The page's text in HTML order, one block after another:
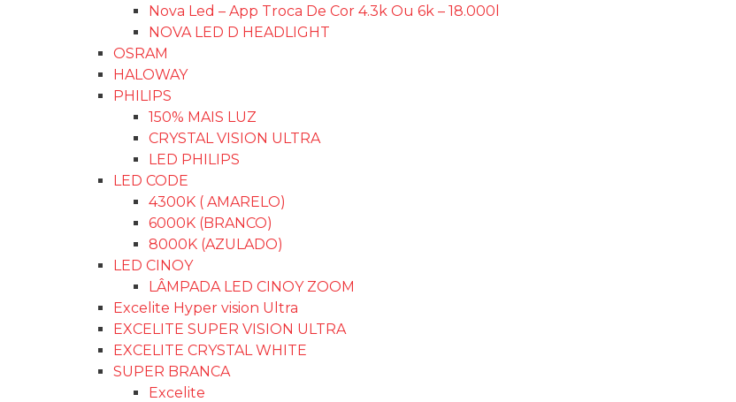
Nova Led – App Troca De Cor 4.3k Ou 6k – 18.000l
NOVA LED D HEADLIGHT
OSRAM
HALOWAY
PHILIPS
150% MAIS LUZ
CRYSTAL VISION ULTRA
LED PHILIPS
LED CODE
4300K ( AMARELO)
6000K (BRANCO)
8000K (AZULADO)
LED CINOY
LÂMPADA LED CINOY ZOOM
Excelite Hyper vision Ultra
EXCELITE SUPER VISION ULTRA
EXCELITE CRYSTAL WHITE
SUPER BRANCA
Excelite